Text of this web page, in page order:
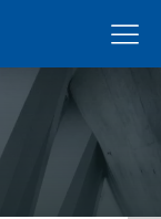
菜單